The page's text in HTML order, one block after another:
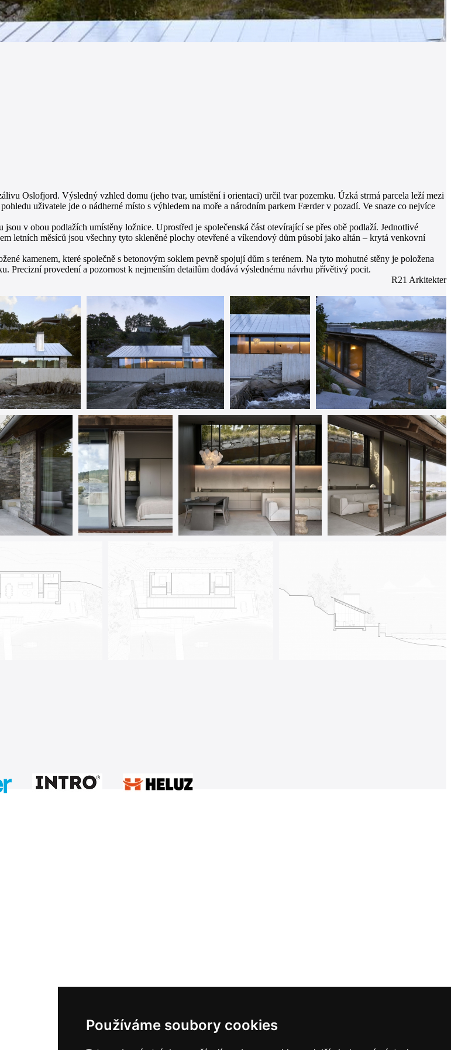
Používáme soubory cookies
Oslofjord. Výsledný vzhled domu (jeho tvar, umístění i orientaci) určil tvar pozemku. Úzká strmá parcela leží mezi
uživatele jde o nádherné místo s výhledem na moře a národním parkem Færder v pozadí. Ve snaze co nejvíce
v obou podlažích umístěny ložnice. Uprostřed je společenská část otevírající se přes obě podlaží. Jednotlivé
letních měsíců jsou všechny tyto skleněné plochy otevřené a víkendový dům působí jako altán – krytá venkovní
kamenem, které společně s betonovým soklem pevně spojují dům s terénem. Na tyto mohutné stěny je položena
Precizní provedení a pozornost k nejmenším detailům dodává výslednému návrhu přívětivý pocit.
R21 Arkitekter